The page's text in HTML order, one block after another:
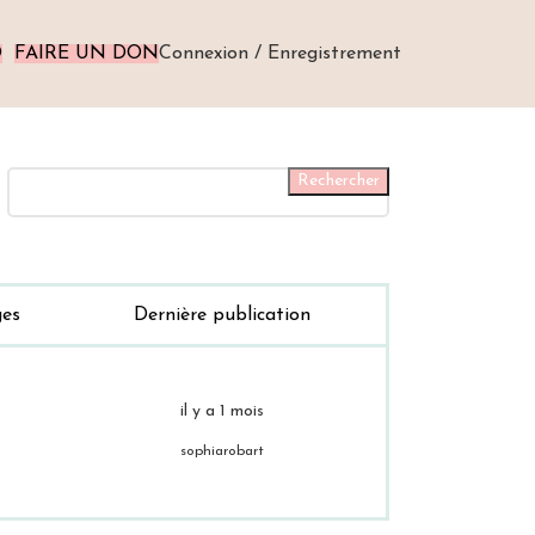
FAIRE UN DONConnexion / Enregistrement
Dernière publication
il y a 1 mois
sophiarobart